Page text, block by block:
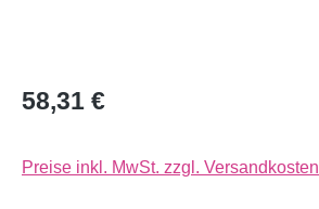
58,31 €
Preise inkl. MwSt. zzgl. Versandkosten